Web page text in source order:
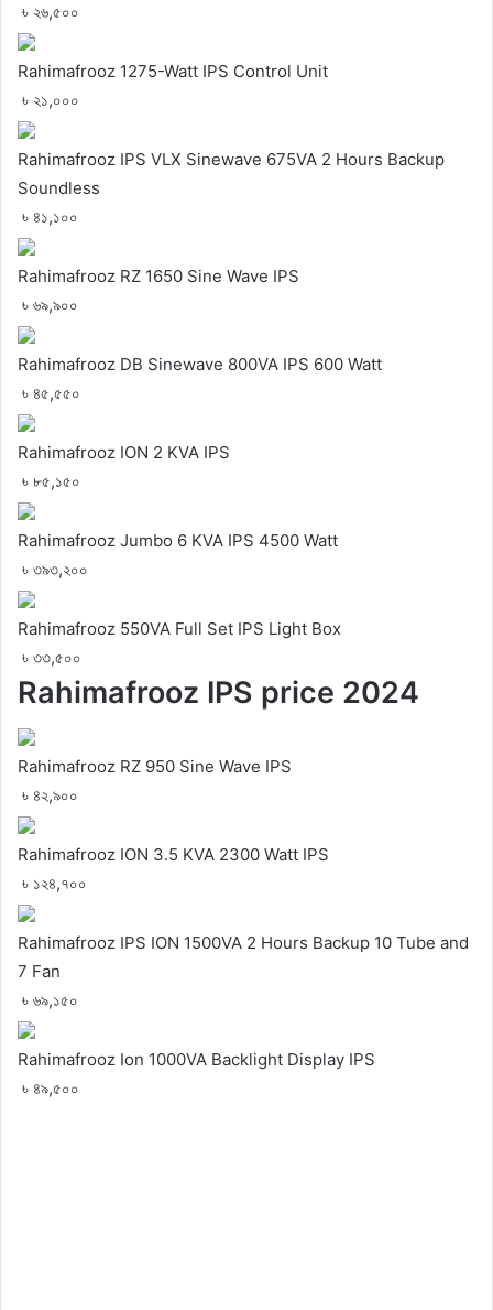
৳ ২৬,৫০০
Rahimafrooz 1275-Watt IPS Control Unit
৳ ২১,০০০
Rahimafrooz IPS VLX Sinewave 675VA 2 Hours Backup
Soundless
৳ ৪১,১০০
Rahimafrooz RZ 1650 Sine Wave IPS
৳ ৬৯,৯০০
Rahimafrooz DB Sinewave 800VA IPS 600 Watt
৳ ৪৫,৫৫০
Rahimafrooz ION 2 KVA IPS
৳ ৮৫,১৫০
Rahimafrooz Jumbo 6 KVA IPS 4500 Watt
৳ ৩৯৩,২০০
Rahimafrooz 550VA Full Set IPS Light Box
৳ ৩৩,৫০০
Rahimafrooz IPS price 2024
Rahimafrooz RZ 950 Sine Wave IPS
৳ ৪২,৯০০
Rahimafrooz ION 3.5 KVA 2300 Watt IPS
৳ ১২৪,৭০০
Rahimafrooz IPS ION 1500VA 2 Hours Backup 10 Tube and
7 Fan
৳ ৬৯,১৫০
Rahimafrooz Ion 1000VA Backlight Display IPS
৳ ৪৯,৫০০